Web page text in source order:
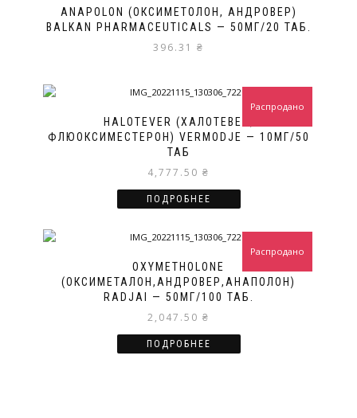
ANAPOLON (ОКСИМЕТОЛОН, АНДРОВЕР)
BALKAN PHARMACEUTICALS — 50МГ/20 ТАБ.
396.31 ₴
HALOTEVER (ХАЛОТЕВЕР,
ФЛЮОКСИМЕСТЕРОН) VERMODJE — 10МГ/50
ТАБ
4,777.50 ₴
Распродано
ПОДРОБНЕЕ
OXYMETHOLONE
(ОКСИМЕТАЛОН,АНДРОВЕР,АНАПОЛОН)
RADJAI — 50МГ/100 ТАБ.
2,047.50 ₴
Распродано
ПОДРОБНЕЕ